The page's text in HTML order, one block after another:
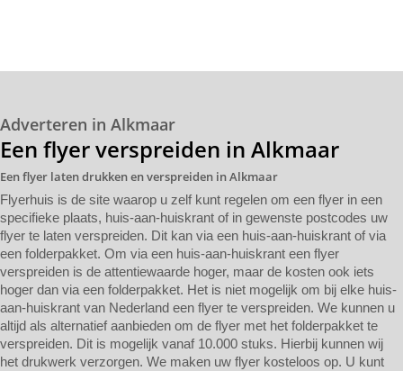
Adverteren in Alkmaar
Een flyer verspreiden in Alkmaar
Een flyer laten drukken en verspreiden in Alkmaar
Flyerhuis is de site waarop u zelf kunt regelen om een flyer in een
specifieke plaats, huis-aan-huiskrant of in gewenste postcodes uw
flyer te laten verspreiden. Dit kan via een huis-aan-huiskrant of via
een folderpakket. Om via een huis-aan-huiskrant een flyer
verspreiden is de attentiewaarde hoger, maar de kosten ook iets
hoger dan via een folderpakket. Het is niet mogelijk om bij elke huis-
aan-huiskrant van Nederland een flyer te verspreiden. We kunnen u
altijd als alternatief aanbieden om de flyer met het folderpakket te
verspreiden. Dit is mogelijk vanaf 10.000 stuks. Hierbij kunnen wij
het drukwerk verzorgen. We maken uw flyer kosteloos op. U kunt